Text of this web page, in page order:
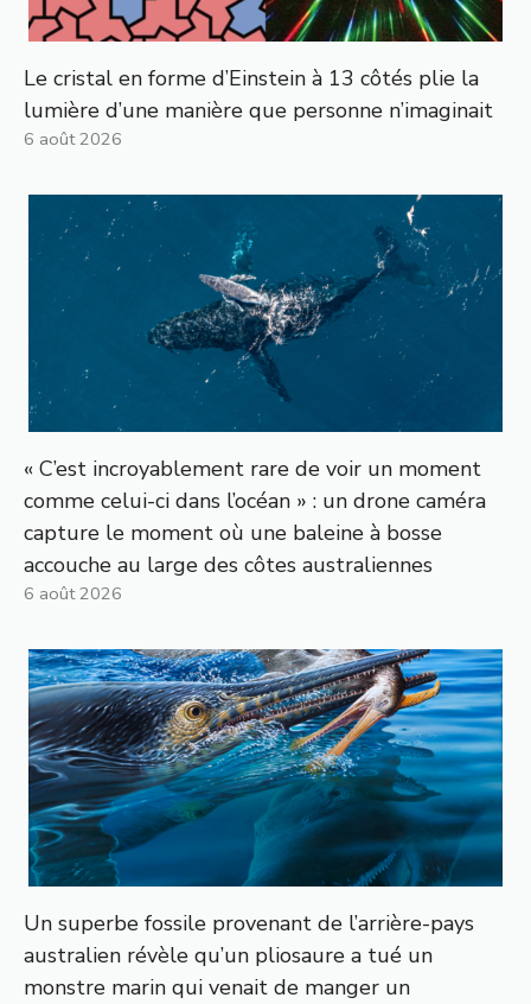
Le cristal en forme d’Einstein à 13 côtés plie la
lumière d’une manière que personne n’imaginait
6 août 2026
« C’est incroyablement rare de voir un moment
comme celui-ci dans l’océan » : un drone caméra
capture le moment où une baleine à bosse
accouche au large des côtes australiennes
6 août 2026
Un superbe fossile provenant de l’arrière-pays
australien révèle qu’un pliosaure a tué un
monstre marin qui venait de manger un